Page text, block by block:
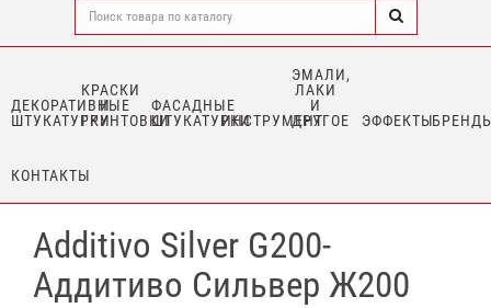
ДЕКОРАТИВНЫЕ
ШТУКАТУРКИ
КРАСКИ
И
ГРУНТОВКИ
ФАСАДНЫЕ
ШТУКАТУРКИИНСТРУМЕНТ
ЭМАЛИ,
ЛАКИ
И
ДРУГОЕ
ЭФФЕКТЫ
КОНТАКТЫ
Additivo Silver G200-
Аддитиво Сильвер Ж200